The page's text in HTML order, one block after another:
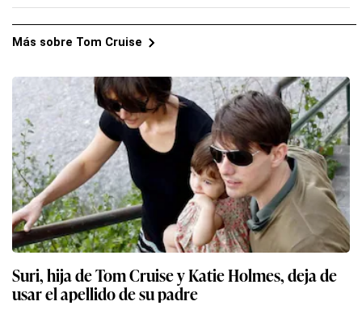
Más sobre Tom Cruise
Suri, hija de Tom Cruise y Katie Holmes, deja de
usar el apellido de su padre